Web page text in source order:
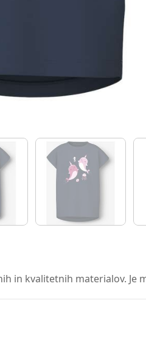
in kvalitetnih materialov.